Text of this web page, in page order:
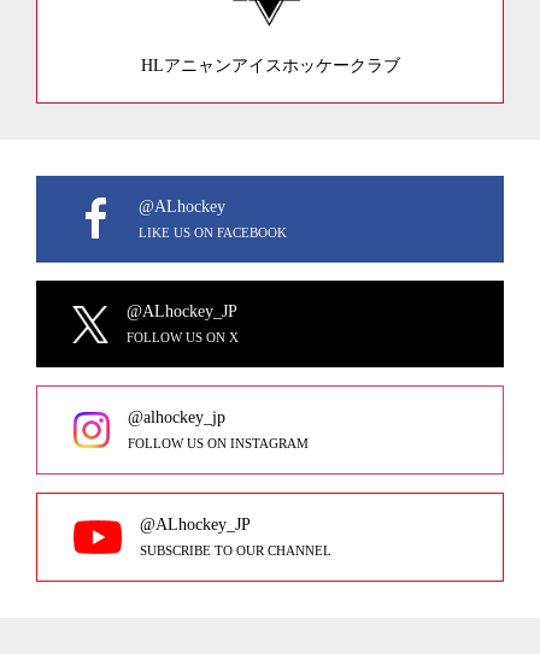
HLアニャンアイスホッケークラブ
@ALhockey
LIKE US ON FACEBOOK
@ALhockey_JP
FOLLOW US ON X
@alhockey_jp
FOLLOW US ON INSTAGRAM
@ALhockey_JP
SUBSCRIBE TO OUR CHANNEL